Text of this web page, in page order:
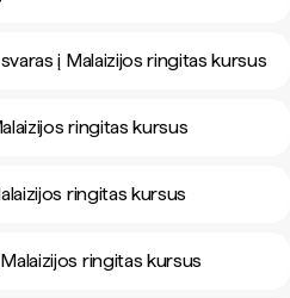
į Malaizijos ringitas kursus
ringitas kursus
ringitas kursus
ringitas kursus